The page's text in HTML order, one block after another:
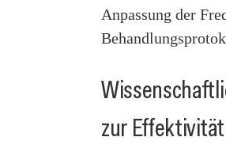
Anpassung der
zur